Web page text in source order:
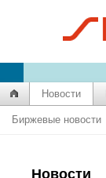
Новости
Биржевые новости
Новости